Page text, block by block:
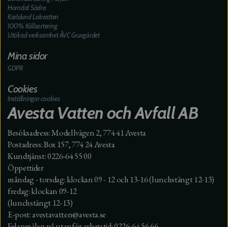
Horndal Södra
Karlslund Lakvatten
100% Källsortering
Utökad verksamhet ÅVC Gruvgärdet
Mina sidor
GDPR
Cookies
Inställningar cookies
Avesta Vatten och Avfall AB
Besöksadress: Modellvägen 2, 774 41 Avesta
Postadress: Box 157, 774 24 Avesta
Kundtjänst: 0226-64 55 00
Öppettider
måndag - torsdag: klockan 09 - 12 och 13-16 (lunchstängt 12-13)
fredag: klockan 09-12
(lunchstängt 12-13)
E-post: avestavatten@avesta.se